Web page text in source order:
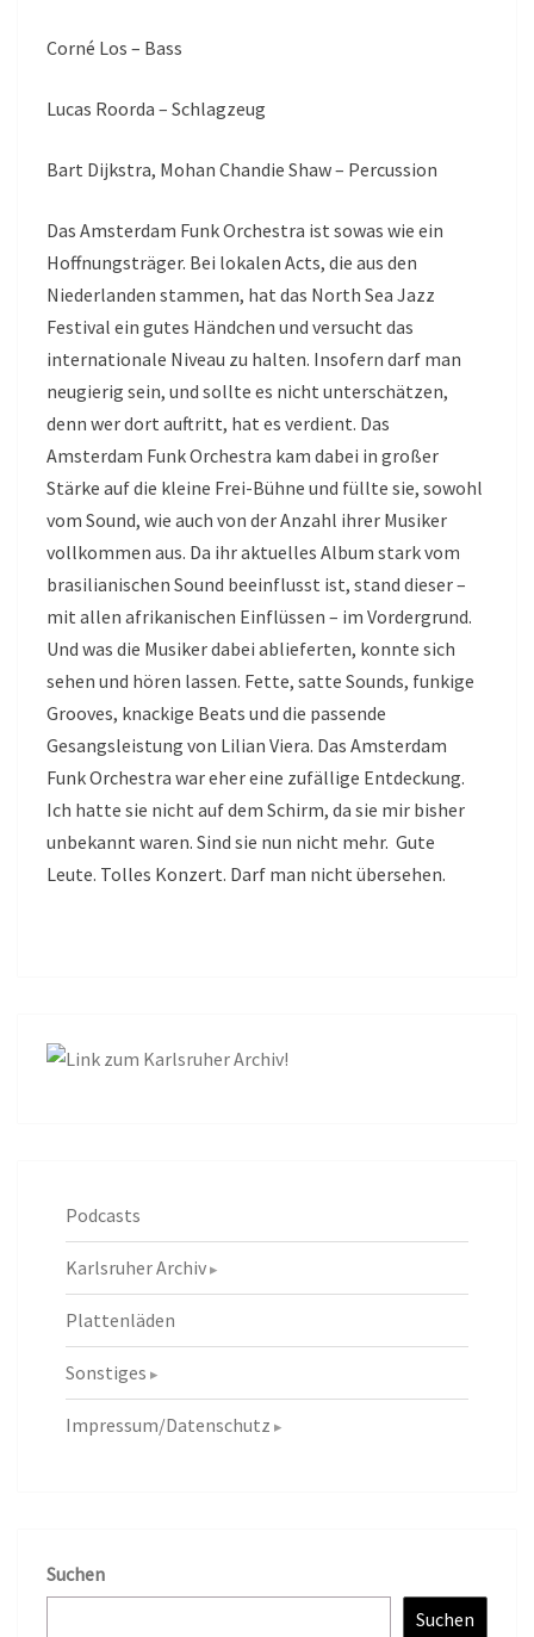
Corné Los – Bass
Lucas Roorda – Schlagzeug
Bart Dijkstra, Mohan Chandie Shaw – Percussion
Das Amsterdam Funk Orchestra ist sowas wie ein
Hoffnungsträger. Bei lokalen Acts, die aus den
Niederlanden stammen, hat das North Sea Jazz
Festival ein gutes Händchen und versucht das
internationale Niveau zu halten. Insofern darf man
neugierig sein, und sollte es nicht unterschätzen,
denn wer dort auftritt, hat es verdient. Das
Amsterdam Funk Orchestra kam dabei in großer
Stärke auf die kleine Frei-Bühne und füllte sie, sowohl
vom Sound, wie auch von der Anzahl ihrer Musiker
vollkommen aus. Da ihr aktuelles Album stark vom
brasilianischen Sound beeinflusst ist, stand dieser –
mit allen afrikanischen Einflüssen – im Vordergrund.
Und was die Musiker dabei ablieferten, konnte sich
sehen und hören lassen. Fette, satte Sounds, funkige
Grooves, knackige Beats und die passende
Gesangsleistung von Lilian Viera. Das Amsterdam
Funk Orchestra war eher eine zufällige Entdeckung.
Ich hatte sie nicht auf dem Schirm, da sie mir bisher
unbekannt waren. Sind sie nun nicht mehr. Gute
Leute. Tolles Konzert. Darf man nicht übersehen.
Podcasts
Karlsruher Archiv
Plattenläden
Sonstiges
Impressum/Datenschutz
Suchen
Suchen